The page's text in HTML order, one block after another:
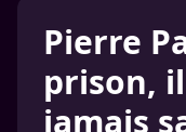
Pierre
prison,
jamais